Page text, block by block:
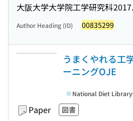
大阪大学大学院工学研究科
Author Heading (ID) 00835299
うまくやれる工
ーニングOJE
Paper 図書
National Diet Library